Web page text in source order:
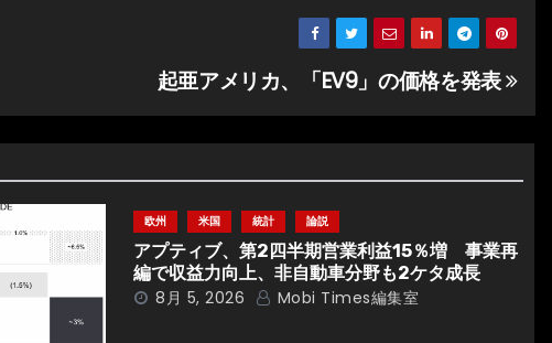
起亜アメリカ、「EV9」の価格を発表
欧州 米国 統計 論説
アプティブ、第2四半期営業利益15％増 事業再
編で収益力向上、非自動車分野も2ケタ成長
8月 5, 2026 Mobi Times編集室